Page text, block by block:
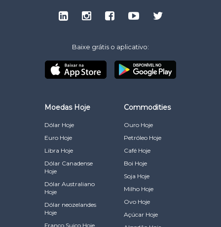
Baixe grátis o aplicativo:
Moedas Hoje
Dólar Hoje
Euro Hoje
Libra Hoje
Dólar Canadense
Hoje
Dólar Australiano
Hoje
Dólar neozelandes
Hoje
Franco Suiço Hoje
Commodities
Ouro Hoje
Petróleo Hoje
Café Hoje
Boi Hoje
Soja Hoje
Milho Hoje
Ovo Hoje
Açúcar Hoje